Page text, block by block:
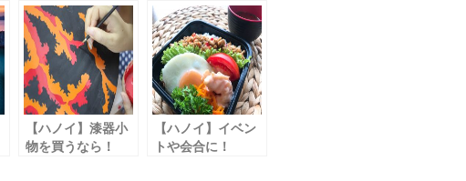
【ハノイ】漆器小
物を買うなら！
【ハノイ】イベン
トや会合に！